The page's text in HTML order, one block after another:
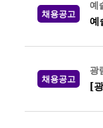
채용공고
예
예
채용공고
광
[